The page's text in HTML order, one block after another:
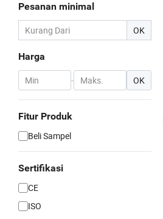
Pesanan minimal
OK
Harga
- OK
Fitur Produk
Beli Sampel
Sertifikasi
CE
ISO